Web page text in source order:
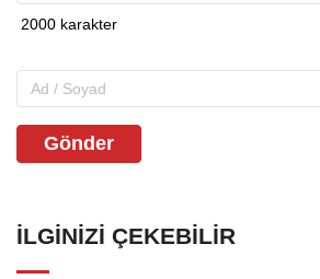
Gönder
İLGINIZI ÇEKEBILIR